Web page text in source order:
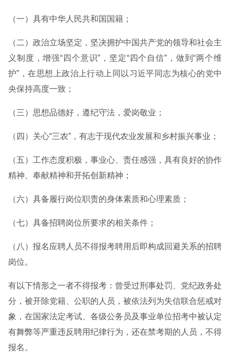
（一）具有中华人民共和国国籍；
（二）政治立场坚定，坚决拥护中国共产党的领导和社会主
义制度，增强“四个意识”，坚定“四个自信”，做到“两个维
护”，在思想上政治上行动上同以习近平同志为核心的党中
央保持高度一致；
（三）思想品德好，遵纪守法，爱岗敬业；
（四）关心“三农”，有志于现代农业发展和乡村振兴事业；
（五）工作态度积极，事业心、责任感强，具有良好的协作
精神、奉献精神和开拓创新精神；
（六）具备履行岗位职责的身体素质和心理素质；
（七）具备招聘岗位所要求的相关条件；
（八）报名应聘人员不得报考聘用后即构成回避关系的招聘
岗位。
有以下情形之一者不得报考：曾受过刑事处罚、党纪政务处
分，被开除党籍、公职的人员，被依法列为失信联合惩戒对
象，在国家法定考试、各级公务员及事业单位招考中被认定
有舞弊等严重违反聘用纪律行为，还在禁考期的人员，不得
报名。